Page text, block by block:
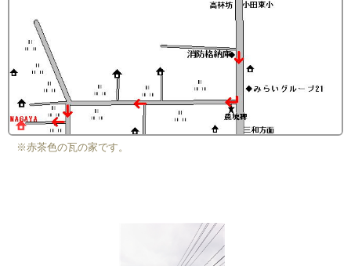
※赤茶色の瓦の家です。